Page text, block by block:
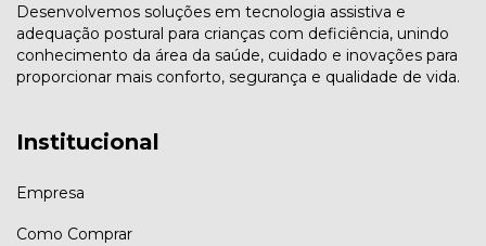
Desenvolvemos soluções em tecnologia assistiva e
adequação postural para crianças com deficiência, unindo
conhecimento da área da saúde, cuidado e inovações para
proporcionar mais conforto, segurança e qualidade de vida.
Institucional
Empresa
Como Comprar